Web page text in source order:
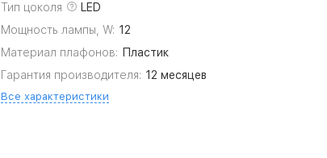
Тип цоколя
LED
Мощность лампы, W: 12
Материал плафонов: Пластик
Гарантия производителя: 12 месяцев
Все характеристики